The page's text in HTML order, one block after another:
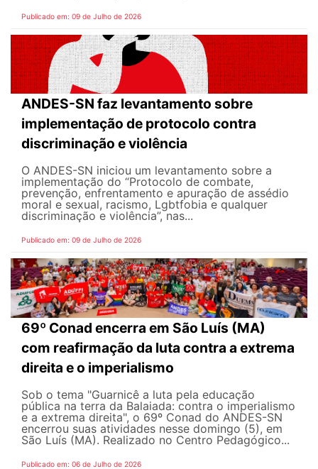
Publicado em: 09 de Julho de 2026
ANDES-SN faz levantamento sobre
implementação de protocolo contra
discriminação e violência
O ANDES-SN iniciou um levantamento sobre a
implementação do “Protocolo de combate,
prevenção, enfrentamento e apuração de assédio
moral e sexual, racismo, Lgbtfobia e qualquer
discriminação e violência”, nas...
Publicado em: 09 de Julho de 2026
69º Conad encerra em São Luís (MA)
com reafirmação da luta contra a extrema
direita e o imperialismo
Sob o tema "Guarnicê a luta pela educação
pública na terra da Balaiada: contra o imperialismo
e a extrema direita", o 69º Conad do ANDES-SN
encerrou suas atividades nesse domingo (5), em
São Luís (MA). Realizado no Centro Pedagógico...
Publicado em: 06 de Julho de 2026